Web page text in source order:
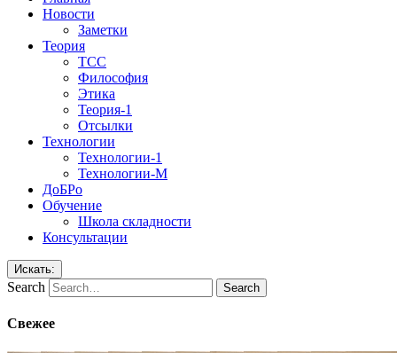
Новости
Заметки
Теория
ТСС
Философия
Этика
Теория-1
Отсылки
Технологии
Технологии-1
Технологии-М
ДоБРо
Обучение
Школа складности
Консультации
Искать:
Search
Свежее